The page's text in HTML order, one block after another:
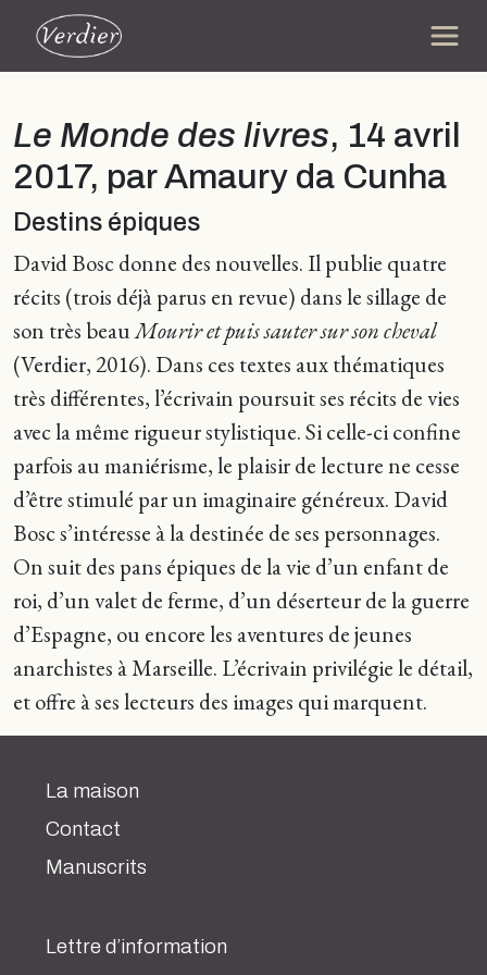
Le Monde des livres, 14 avril
2017, par Amaury da Cunha
Destins épiques
David Bosc donne des nouvelles. Il publie quatre
récits (trois déjà parus en revue) dans le sillage de
son très beauMourir et puis sauter sur son cheval
(Verdier, 2016). Dans ces textes aux thématiques
très différentes, l’écrivain poursuit ses récits de vies
avec la même rigueur stylistique. Si celle-ci confine
parfois au maniérisme, le plaisir de lecture ne cesse
d’être stimulé par un imaginaire généreux. David
Bosc s’intéresse à la destinée de ses personnages.
On suit des pans épiques de la vie d’un enfant de
roi, d’un valet de ferme, d’un déserteur de la guerre
d’Espagne, ou encore les aventures de jeunes
anarchistes à Marseille. L’écrivain privilégie le détail,
et offre à ses lecteurs des images qui marquent.
La maison
Contact
Manuscrits
Lettre d’information